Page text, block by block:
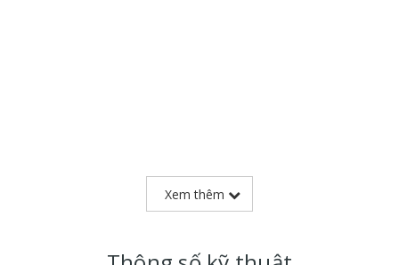
Xem thêm